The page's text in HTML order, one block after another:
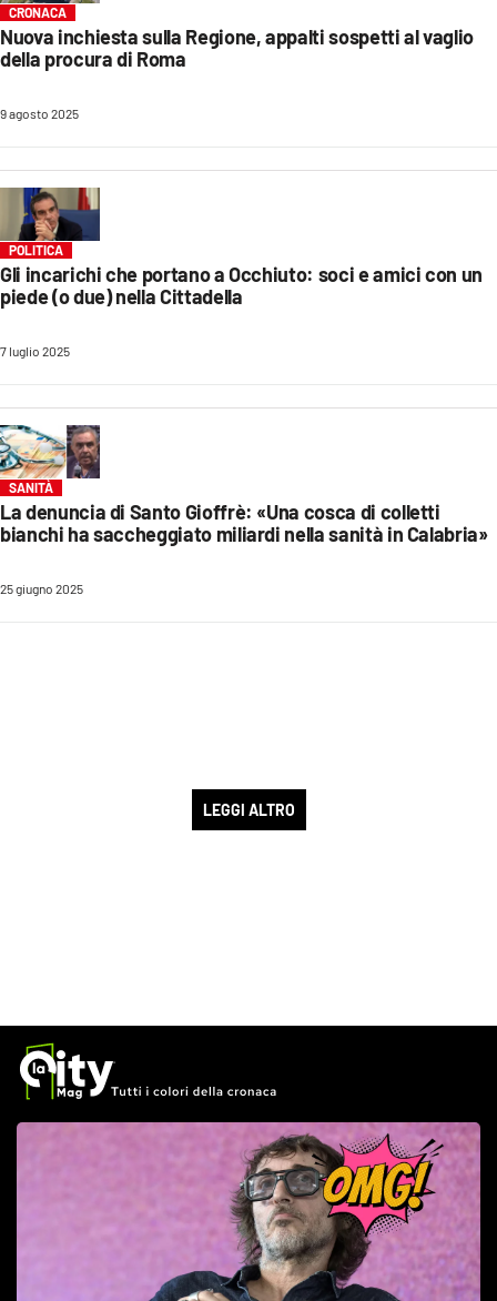
CRONACA
Nuova inchiesta sulla Regione, appalti sospetti al vaglio
della procura di Roma
9 agosto 2025
POLITICA
Gli incarichi che portano a Occhiuto: soci e amici con un
piede (o due) nella Cittadella
7 luglio 2025
SANITÀ
La denuncia di Santo Gioffrè: «Una cosca di colletti
bianchi ha saccheggiato miliardi nella sanità in Calabria»
25 giugno 2025
LEGGI ALTRO